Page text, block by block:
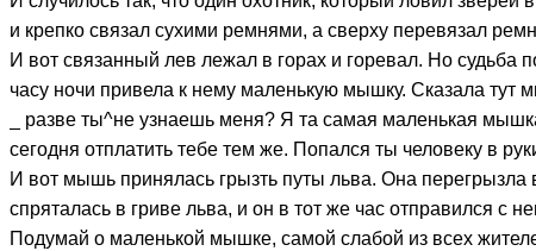
и крепко связал сухими ремнями, а сверху перевязал
И вот связанный лев лежал в горах и горевал. Но
часу ночи привела к нему маленькую мышку. Сказала тут
_ разве ты^не узнаешь меня? Я та самая маленькая
сегодня отплатить тебе тем же. Попался ты человеку в
И вот мышь принялась грызть путы льва. Она
спряталась в гриве льва, и он в тот же час отправился с
Подумай о маленькой мышке, самой слабой из всех